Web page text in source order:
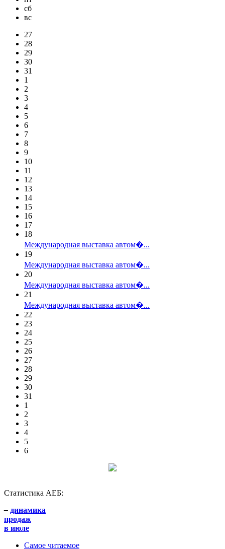
сб
вс
27
28
29
30
31
1
2
3
4
5
6
7
8
9
10
11
12
13
14
15
16
17
18
Международная выставка автом�...
19
Международная выставка автом�...
20
Международная выставка автом�...
21
Международная выставка автом�...
22
23
24
25
26
27
28
29
30
31
1
2
3
4
5
6
Статистика АЕБ:
– динамика
продаж
в июле
Самое читаемое